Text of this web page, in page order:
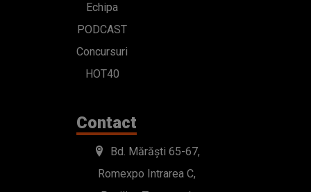
Echipa
PODCAST
Concursuri
HOT40
Contact
Bd. Mărăști 65-67,
Romexpo Intrarea C,